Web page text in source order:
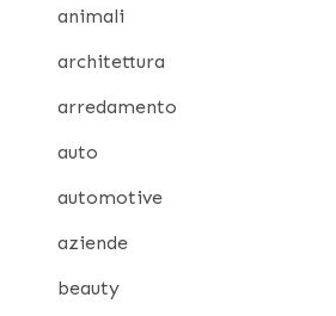
animali
architettura
arredamento
auto
automotive
aziende
beauty